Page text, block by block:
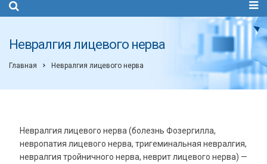
Невралгия лицевого нерва
Главная Невралгия лицевого нерва
Невралгия лицевого нерва (болезнь Фозергилла,
невропатия лицевого нерва, тригеминальная невралгия,
невралгия тройничного нерва, неврит лицевого нерва) —